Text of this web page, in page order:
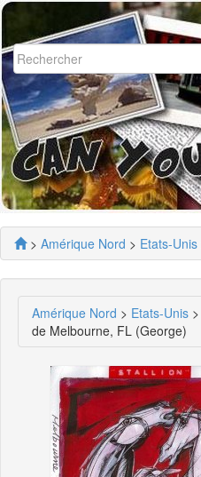
> Amérique Nord > Etats-Unis
Amérique Nord > Etats-Unis >
de Melbourne, FL (George)